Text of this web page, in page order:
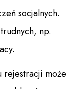
socjalnych.
np.
rejestracji może